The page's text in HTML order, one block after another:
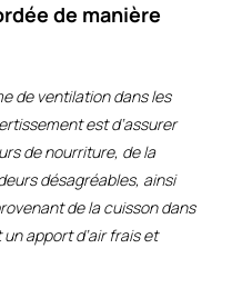
de manière
de ventilation dans les
est d’assurer
de nourriture, de la
désagréables, ainsi
de la cuisson dans
apport d’air frais et